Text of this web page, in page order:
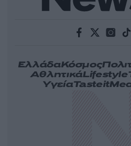
ΕλλάδαΚόσμος
ΑθλητικάLifestyle
ΥγείαTasteit